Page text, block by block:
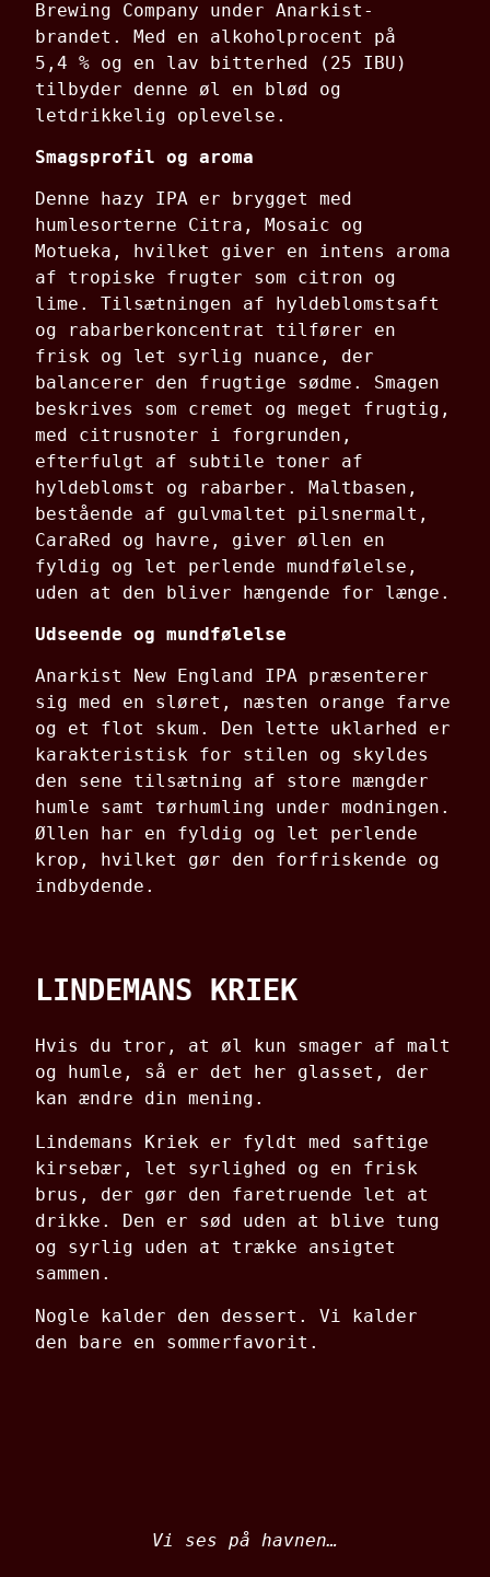
Brewing Company under Anarkist-
brandet.
Med en alkoholprocent på
5,4 % og en lav bitterhed (25 IBU)
tilbyder denne øl en blød og
letdrikkelig oplevelse.
Smagsprofil og aroma
Denne hazy IPA er brygget med
humlesorterne Citra, Mosaic og
Motueka, hvilket giver en intens aroma
af tropiske frugter som citron og
lime.
Tilsætningen af hyldeblomstsaft
og rabarberkoncentrat tilfører en
frisk og let syrlig nuance, der
balancerer den frugtige sødme.
Smagen
beskrives som cremet og meget frugtig,
med citrusnoter i forgrunden,
efterfulgt af subtile toner af
hyldeblomst og rabarber.
Maltbasen,
bestående af gulvmaltet pilsnermalt,
CaraRed og havre, giver øllen en
fyldig og let perlende mundfølelse,
uden at den bliver hængende for længe .
Udseende og mundfølelse
Anarkist New England IPA præsenterer
sig med en sløret, næsten orange farve
og et flot skum.
Den lette uklarhed er
karakteristisk for stilen og skyldes
den sene tilsætning af store mængder
humle samt tørhumling under modningen.
Øllen har en fyldig og let perlende
krop, hvilket gør den forfriskende og
indbydende .
LINDEMANS KRIEK
Hvis du tror, at øl kun smager af malt
og humle, så er det her glasset, der
kan ændre din mening.
Lindemans Kriek er fyldt med saftige
kirsebær, let syrlighed og en frisk
brus, der gør den faretruende let at
drikke. Den er sød uden at blive tung
og syrlig uden at trække ansigtet
sammen.
Nogle kalder den dessert. Vi kalder
den bare en sommerfavorit.
Vi ses på havnen…